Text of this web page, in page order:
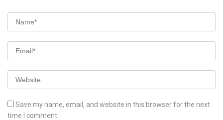
Save my name, email, and website in this browser for the next
time I comment.